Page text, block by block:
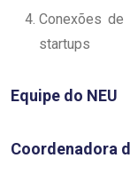
Conexões
startups
Equipe do NEU
Coordenadora